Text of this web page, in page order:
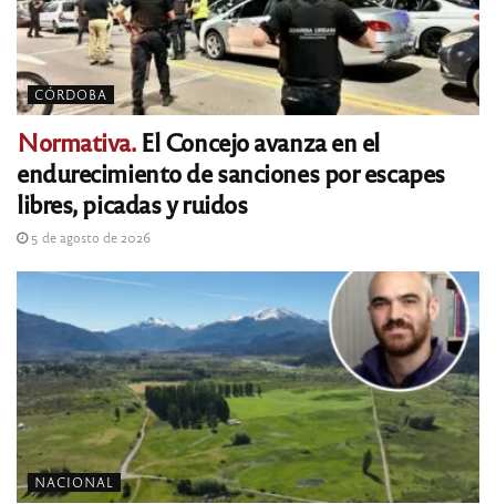
CÓRDOBA
Normativa.El Concejo avanza en el
endurecimiento de sanciones por escapes
libres, picadas y ruidos
5 de agosto de 2026
NACIONAL